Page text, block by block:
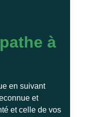
à
en suivant
et
et celle de vos